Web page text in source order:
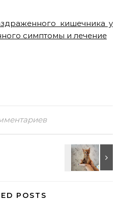
кишечника у
симптомы и лечение
POSTS